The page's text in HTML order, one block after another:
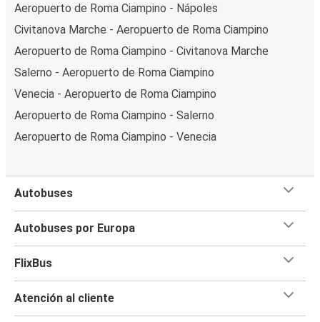
Aeropuerto de Roma Ciampino - Nápoles
Civitanova Marche - Aeropuerto de Roma Ciampino
Aeropuerto de Roma Ciampino - Civitanova Marche
Salerno - Aeropuerto de Roma Ciampino
Venecia - Aeropuerto de Roma Ciampino
Aeropuerto de Roma Ciampino - Salerno
Aeropuerto de Roma Ciampino - Venecia
Autobuses
Autobuses por Europa
FlixBus
Atención al cliente